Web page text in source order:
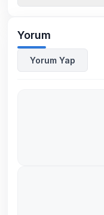
Yorum
Yorum Yap